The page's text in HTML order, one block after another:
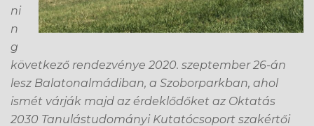
ni
n
g
következő rendezvénye 2020. szeptember 26-án
lesz Balatonalmádiban, a Szoborparkban, ahol
ismét várják majd az érdeklődőket az Oktatás
2030 Tanulástudományi Kutatócsoport szakértői